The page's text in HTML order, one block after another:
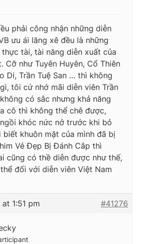
phải công nhận những diễn
ưu ái lăng xê đều là những
tài, tài năng diễn xuất của
Cỡ như Tuyên Huyên, Cổ Thiên
Di, Trần Tuệ San … thì không
tôi cứ nhớ mãi diễn viên Trần
có sắc nhưng khả năng
cô thì không thể chê được,
khóc nức nở trước khi bỏ
biết khuôn mặt của mình đã bị
Vẻ Đẹp Bị Đánh Cắp thì
cũng có thề diễn được như thế,
đối với diễn viên Việt Nam
1:51 pm #41276